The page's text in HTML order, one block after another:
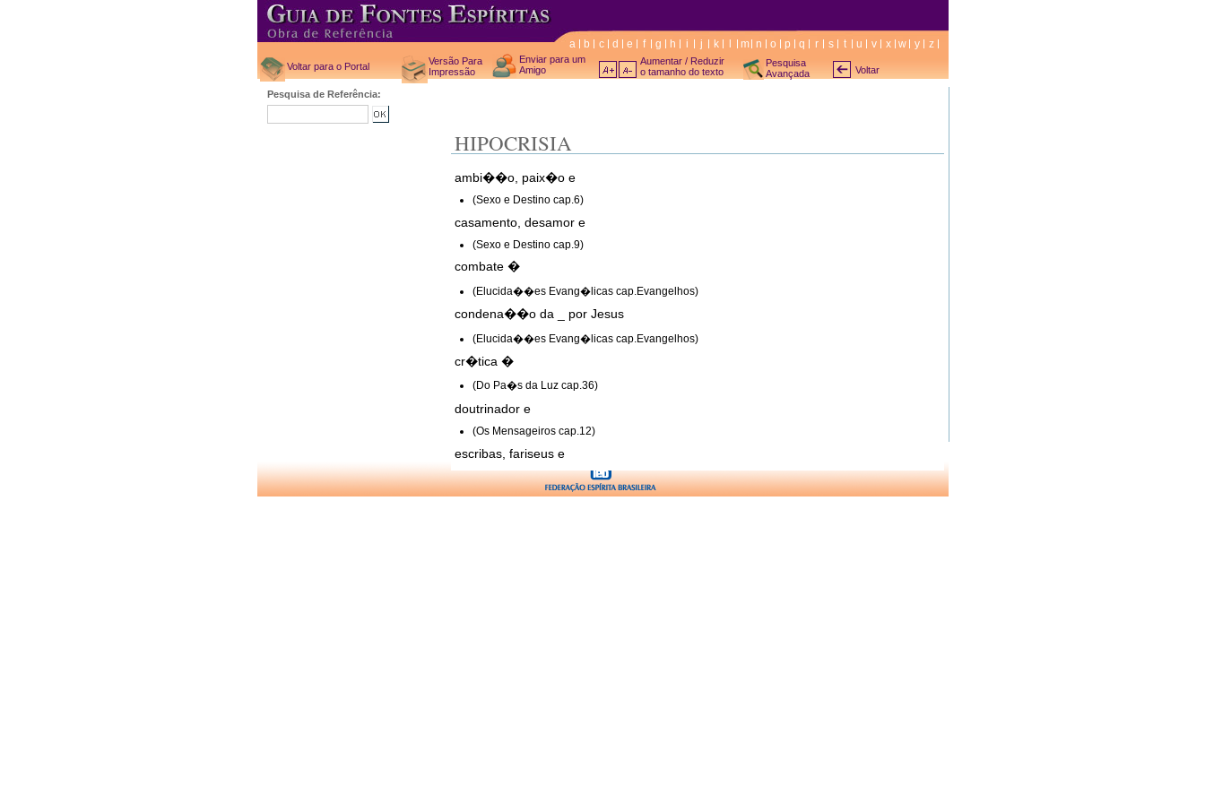
a b c d e f g h i j k m n o p q r s t u v x w y z
Voltar para o Portal
Versão Para
Impressão
Enviar para um
Amigo
Aumentar / Reduzir
o tamanho do texto
Pesquisa
Avançada
Voltar
Pesquisa de Referência:
HIPOCRISIA
ambi��o, paix�o e
(Sexo e Destino cap.6)
casamento, desamor e
(Sexo e Destino cap.9)
combate �
(Elucida��es Evang�licas cap.Evangelhos)
condena��o da _ por Jesus
(Elucida��es Evang�licas cap.Evangelhos)
cr�tica �
(Do Pa�s da Luz cap.36)
doutrinador e
(Os Mensageiros cap.12)
escribas, fariseus e
(Elucida��es Evang�licas cap.Evangelhos)
falsos profetas e